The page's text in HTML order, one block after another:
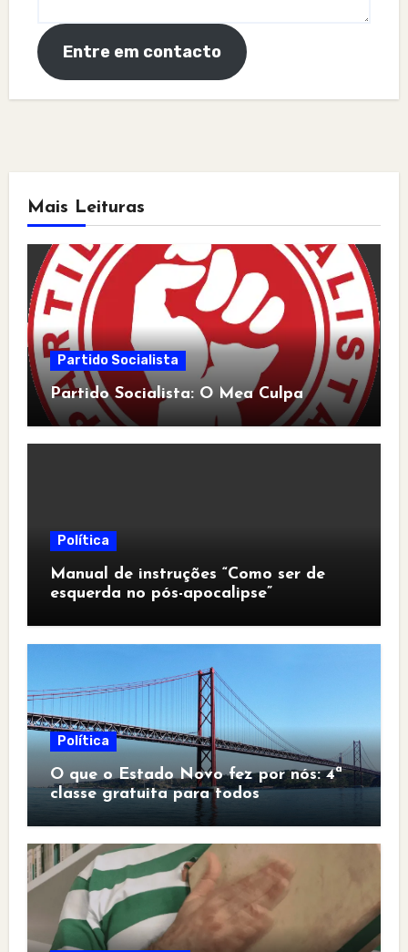
Entre em contacto
Mais Leituras
Partido Socialista
Partido Socialista: O Mea Culpa
Política
Manual de instruções “Como ser de
esquerda no pós-apocalipse”
Política
O que o Estado Novo fez por nós: 4ª
classe gratuita para todos